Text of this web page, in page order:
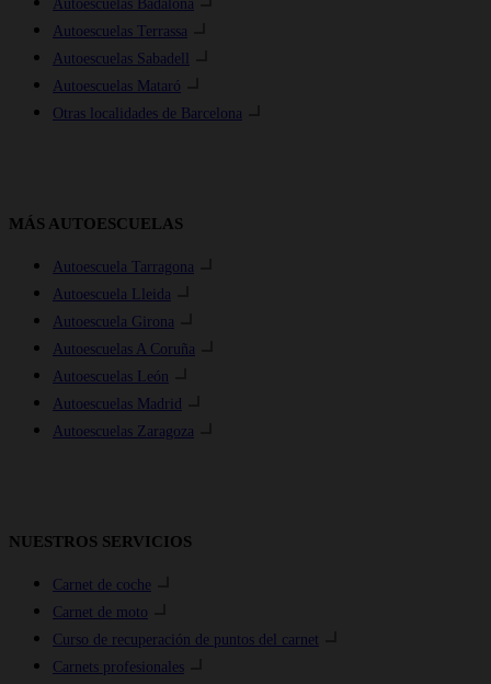
Autoescuelas Badalona
Autoescuelas Terrassa
Autoescuelas Sabadell
Autoescuelas Mataró
Otras localidades de Barcelona
MÁS AUTOESCUELAS
Autoescuela Tarragona
Autoescuela Lleida
Autoescuela Girona
Autoescuelas A Coruña
Autoescuelas León
Autoescuelas Madrid
Autoescuelas Zaragoza
NUESTROS SERVICIOS
Carnet de coche
Carnet de moto
Curso de recuperación de puntos del carnet
Carnets profesionales